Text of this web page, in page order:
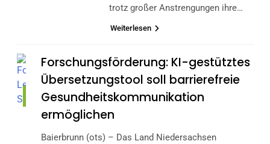
trotz großer Anstrengungen ihre…
Weiterlesen
MAGAZIN-
GESUNDHEIT
Forschungsförderung: KI-gestütztes
Übersetzungstool soll barrierefreie
Gesundheitskommunikation
ermöglichen
Baierbrunn (ots) – Das Land Niedersachsen